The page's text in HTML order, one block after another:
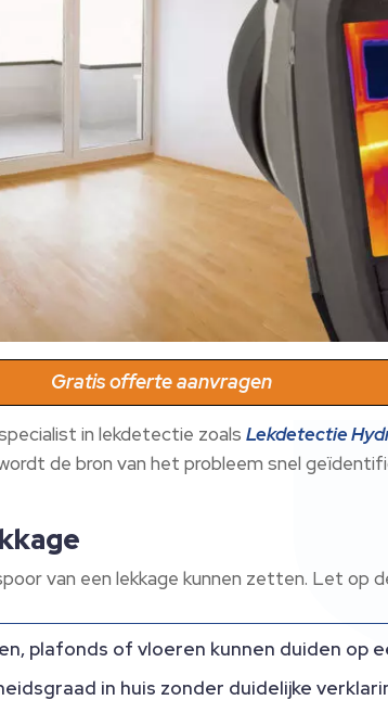
Gratis offerte aanvragen
in lekdetectie zoalsLekdetectie
de bron van het probleem snel
van een lekkage kunnen zetten. Let op
plafonds of vloeren kunnen duiden op
in huis zonder duidelijke